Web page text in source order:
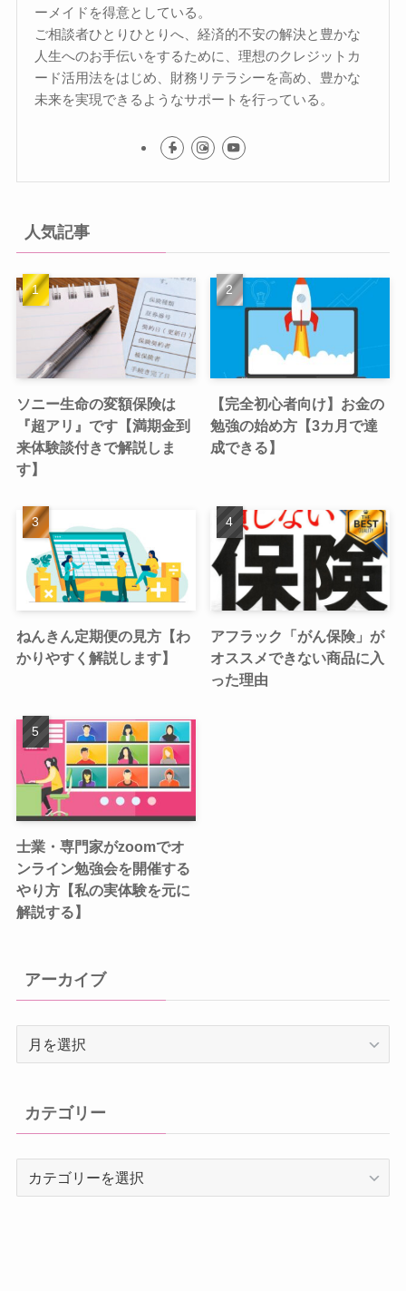
ーメイドを得意としている。
ご相談者ひとりひとりへ、経済的不安の解決と豊かな
人生へのお手伝いをするために、理想のクレジットカ
ード活用法をはじめ、財務リテラシーを高め、豊かな
未来を実現できるようなサポートを行っている。
人気記事
ソニー生命の変額保険は
『超アリ』です【満期金到
来体験談付きで解説しま
す】
【完全初心者向け】お金の
勉強の始め方【3カ月で達
成できる】
ねんきん定期便の見方【わ
かりやすく解説します】
アフラック「がん保険」が
オススメできない商品に入
った理由
士業・専門家がzoomでオ
ンライン勉強会を開催する
やり方【私の実体験を元に
解説する】
アーカイブ
ブ
カテゴリー